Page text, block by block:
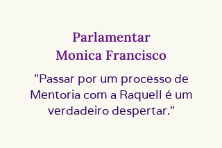
Parlamentar
Monica Francisco
"Passar por um processo de
Mentoria com a Raquell é um
verdadeiro despertar."